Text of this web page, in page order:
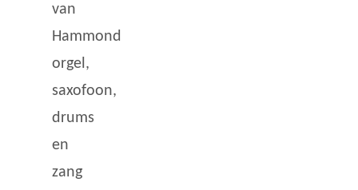
van
Hammond
orgel,
saxofoon,
drums
en
zang